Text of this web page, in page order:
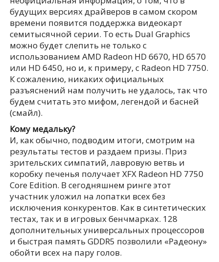
будущих версиях драйверов в самом скором
времени появится поддержка видеокарт
семитысячной серии. То есть Dual Graphics
можно будет слепить не только с
использованием AMD Radeon HD 6670, HD 6570
или HD 6450, но и, к примеру, с Radeon HD 7750.
К сожалению, никаких официальных
разъяснений нам получить не удалось, так что
будем считать это мифом, легендой и басней
(смайл).
Кому медальку?
И, как обычно, подводим итоги, смотрим на
результаты тестов и раздаем призы. Приз
зрительских симпатий, лавровую ветвь и
коробку печенья получает XFX Radeon HD 7750
Core Edition. В сегодняшнем ринге этот
участник уложил на лопатки всех без
исключения конкурентов. Как в синтетических
тестах, так и в игровых бенчмарках. 128
дополнительных универсальных процессоров
и быстрая память GDDR5 позволили «Радеону»
обойти всех на пару голов.